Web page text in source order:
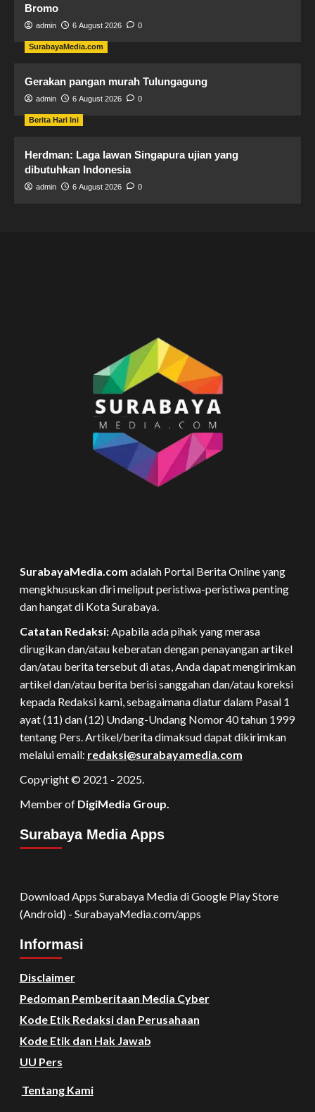
Bromo
admin 6 August 2026 0
SurabayaMedia.com
Gerakan pangan murah Tulungagung
admin 6 August 2026 0
Berita Hari Ini
Herdman: Laga lawan Singapura ujian yang
dibutuhkan Indonesia
admin 6 August 2026 0
SurabayaMedia.com adalah Portal Berita Online yang
mengkhususkan diri meliput peristiwa-peristiwa penting
dan hangat di Kota Surabaya.
Catatan Redaksi:Apabila ada pihak yang merasa
dirugikan dan/atau keberatan dengan penayangan artikel
dan/atau berita tersebut di atas, Anda dapat mengirimkan
artikel dan/atau berita berisi sanggahan dan/atau koreksi
kepada Redaksi kami, sebagaimana diatur dalam Pasal 1
ayat (11) dan (12) Undang-Undang Nomor 40 tahun 1999
tentang Pers. Artikel/berita dimaksud dapat dikirimkan
melalui email: redaksi@surabayamedia.com
Copyright © 2021 - 2025.
Member of DigiMedia Group.
Surabaya Media Apps
Download Apps Surabaya Media di Google Play Store
(Android) - SurabayaMedia.com/apps
Informasi
Disclaimer
Pedoman Pemberitaan Media Cyber
Kode Etik Redaksi dan Perusahaan
Kode Etik dan Hak Jawab
UU Pers
Tentang Kami